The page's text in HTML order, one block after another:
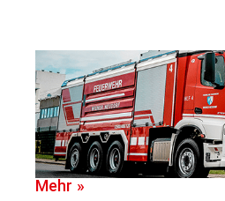
Mehr »